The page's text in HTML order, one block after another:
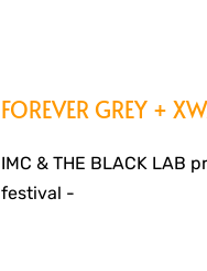
FOREVER GREY +
IMC & THE BLACK LAB
festival -